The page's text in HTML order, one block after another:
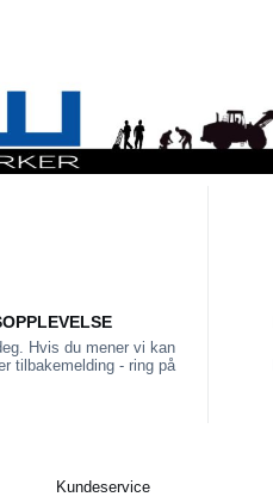
Hvis du mener vi kan
tilbakemelding - ring på
Kundeservice